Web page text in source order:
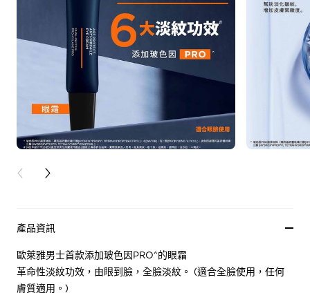
PREVIOUS CARD
NEXT CARD
產品資訊
歐萊雅男士首款添加玻色因PRO^的眼霜
革命性淡紋功效，由眼到臉，全臉淡紋。 (適合全臉使用，任何
膚質適用。)